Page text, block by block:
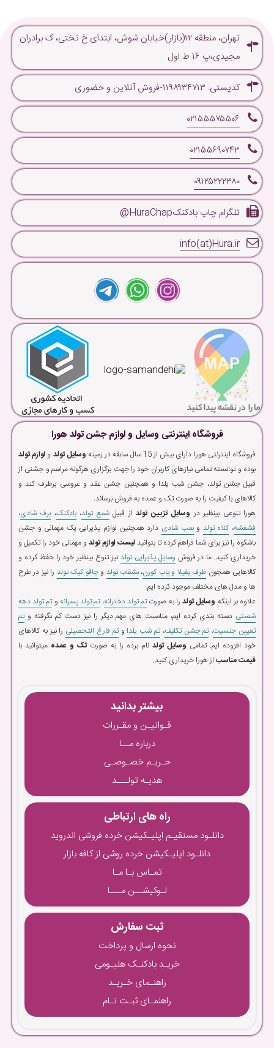
تهران، منطقه ۱۲(بازار)خیابان شوش، ابتدای خ تختی، ک برادران
مجیدی،پ ۱۶ ط اول
کدپستی: ۱۱۹۸۹۳۴۷۱۳-فروش آنلاین و حضوری
۰۲۱۵۵۵۷۵۵۰۶
۰۲۱۵۵۶۹۰۷۴۳
۰۹۱۲۵۲۲۲۳۸۰
تلگرام چاپ بادکنکHuraChap@
info(at)Hura.ir
فروشگاه اینترنتی وسایل و لوازم جشن تولد هورا
فروشگاه اینترنتی هورا دارای بیش از 15 سال سابقه در زمینه وسایل تولد و لوازم تولد
بوده و توانسته تمامی نیازهای کاربران خود را جهت برگزاری هرگونه مراسم و جشنی از
قبیل جشن تولد، جشن شب یلدا و همچنین جشن عقد و عروسی برطرف کند و
کالاهای با کیفیت را به صورت تک و عمده به فروش برساند.
هورا تنوعی بینظیر در وسایل تزیین تولداز قبیلشمع تولد،بادکنک، برف شادی،
فشفشه،کلاه تولد وبمب شادی دارد همچنین لوازم پذیرایی یک مهمانی و جشن
باشکوه را نیز برای شما فراهم کرده تا بتوانیدلیست لوازم تولد و مهمانی خود را تکمیل و
خریداری کنید. ما در فروش وسایل پذیرایی تولد نیز تنوع بینظیر خود را حفظ کرده و
کالاهایی همچون ظرف پفیلا و پاپ کورن،بشقاب تولد وچاقو کیک تولد را نیز در طرح
ها و مدل های مختلف موجود کرده ایم.
علاوه بر اینکه وسایل تولدرا به صورتتم تولد دخترانه،تم تولد پسرانه وتم تولد دهه
شصتی دسته بندی کرده ایم، مناسبت های مهم دیگر را نیز دست کم نگرفته وتم
تعیین جنسیت،تم جشن تکلیف،تم شب یلدا وتم فارغ التحصیلی را نیز به کالاهای
خود افزوده ایم. تمامی وسایل تولد نام برده را به صورت تک و عمده میتوانید با
قیمت مناسب از هورا خریداری کنید.
بیشتر بدانید
قـوانیـن و مقـررات
درباره مــا
حـریـم خصـوصـی
هدیـه تولـــد
راه های ارتباطی
دانلـود مستقیـم اپلیـکیشن خرده فروشی اندروید
دانلـود اپلیـکیشن خرده روشی از کافه بازار
تمـاس بـا مـا
لـوکیشــن مـــا
ثبت سفارش
نحوه ارسال و پرداخت
خریـد بادکنـک هلیـومی
راهنـمای خـریـد
راهنمـای ثبـت نـام